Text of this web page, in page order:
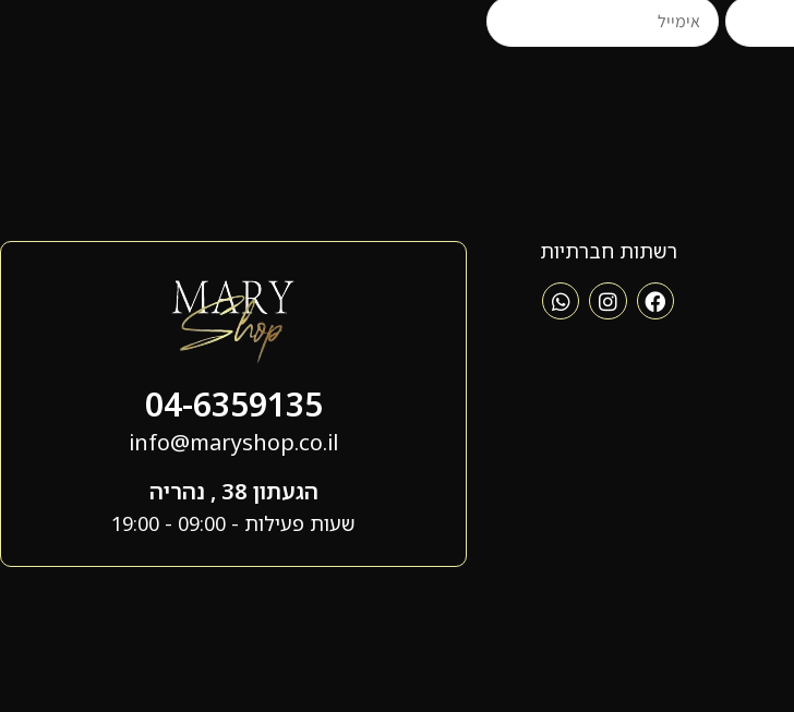
רשתות חברתיות
04-6359135
info@maryshop.co.il
הגעתון 38 , נהריה
שעות פעילות - 09:00 - 19:00